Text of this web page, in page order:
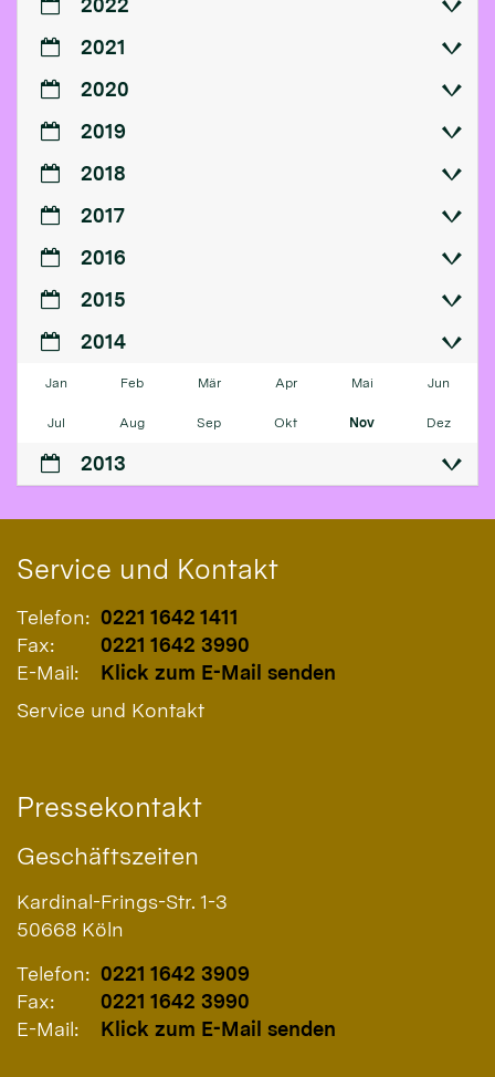
2022
2021
2020
2019
2018
2017
2016
2015
2014
Jan Feb Mär Apr Mai Jun
Jul Aug Sep Okt Nov Dez
2013
Service und Kontakt
Telefon: 0221 1642 1411
Fax:
0221 1642 3990
E-Mail:
Klick zum E-Mail senden
Service und Kontakt
Pressekontakt
Geschäftszeiten
Kardinal-Frings-Str. 1-3
50668 Köln
Telefon: 0221 1642 3909
Fax:
0221 1642 3990
E-Mail:
Klick zum E-Mail senden